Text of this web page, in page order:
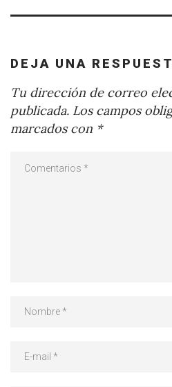
DEJA UNA
Tu dirección de correo
publicada. Los campos
marcados con *